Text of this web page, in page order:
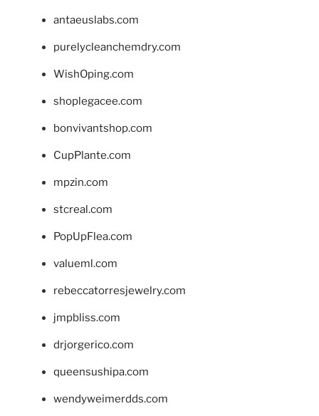
antaeuslabs.com
purelycleanchemdry.com
WishOping.com
shoplegacee.com
bonvivantshop.com
CupPlante.com
mpzin.com
stcreal.com
PopUpFlea.com
valueml.com
rebeccatorresjewelry.com
jmpbliss.com
drjorgerico.com
queensushipa.com
wendyweimerdds.com